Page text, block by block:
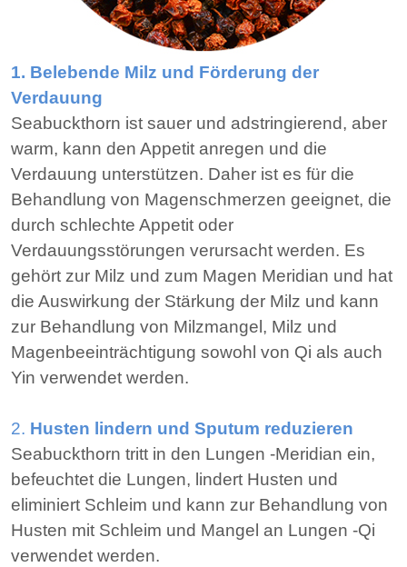
1. Belebende Milz und Förderung der
Verdauung
Seabuckthorn ist sauer und adstringierend, aber
warm, kann den Appetit anregen und die
Verdauung unterstützen. Daher ist es für die
Behandlung von Magenschmerzen geeignet, die
durch schlechte Appetit oder
Verdauungsstörungen verursacht werden. Es
gehört zur Milz und zum Magen Meridian und hat
die Auswirkung der Stärkung der Milz und kann
zur Behandlung von Milzmangel, Milz und
Magenbeeinträchtigung sowohl von Qi als auch
Yin verwendet werden.
2. Husten lindern und Sputum reduzieren
Seabuckthorn tritt in den Lungen -Meridian ein,
befeuchtet die Lungen, lindert Husten und
eliminiert Schleim und kann zur Behandlung von
Husten mit Schleim und Mangel an Lungen -Qi
verwendet werden.